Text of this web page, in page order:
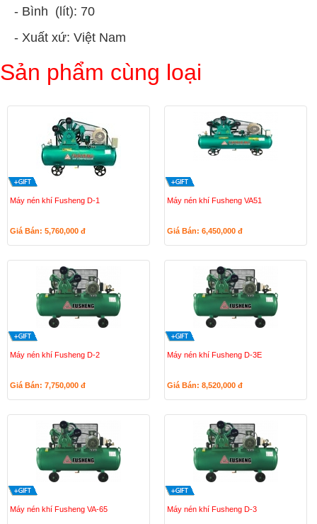
- Bình (lít): 70
- Xuất xứ: Việt Nam
Sản phẩm cùng loại
Máy nén khí Fusheng D-1
Giá Bán: 5,760,000 đ
Máy nén khí Fusheng VA51
Giá Bán: 6,450,000 đ
Máy nén khí Fusheng D-2
Giá Bán: 7,750,000 đ
Máy nén khí Fusheng D-3E
Giá Bán: 8,520,000 đ
Máy nén khí Fusheng VA-65 Máy nén khí Fusheng D-3